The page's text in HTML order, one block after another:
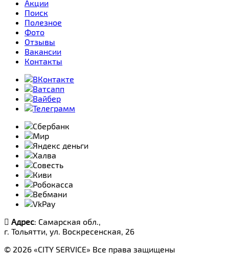
Акции
Поиск
Полезное
Фото
Отзывы
Вакансии
Контакты
Адрес: Самарская обл.,
г. Тольятти, ул. Воскресенская, 26
© 2026 «CITY SERVICE» Все права защищены